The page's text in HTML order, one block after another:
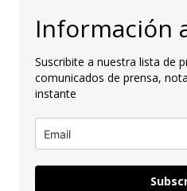
Información
Suscribite a nuestra lista de
comunicados de prensa,
instante